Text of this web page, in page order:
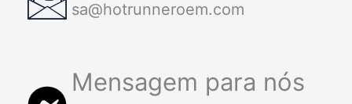
sa@hotrunneroem.com
Mensagem para nós